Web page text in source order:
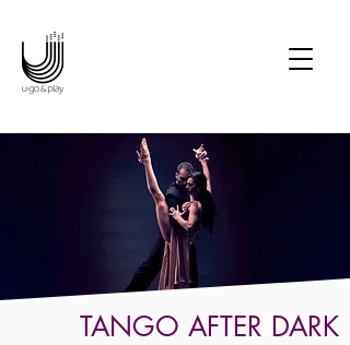
TANGO AFTER DARK